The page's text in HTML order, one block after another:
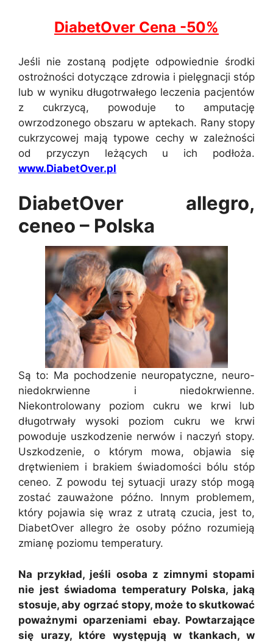
DiabetOver Cena -50%
Jeśli nie zostaną podjęte odpowiednie środki
ostrożności dotyczące zdrowia i pielęgnacji stóp
lub w wyniku długotrwałego leczenia pacjentów
z cukrzycą, powoduje to amputację
owrzodzonego obszaru w aptekach. Rany stopy
cukrzycowej mają typowe cechy w zależności
od przyczyn leżących u ich podłoża.
www.DiabetOver.pl
DiabetOver allegro,
ceneo – Polska
Są to: Ma pochodzenie neuropatyczne, neuro-
niedokrwienne i niedokrwienne.
Niekontrolowany poziom cukru we krwi lub
długotrwały wysoki poziom cukru we krwi
powoduje uszkodzenie nerwów i naczyń stopy.
Uszkodzenie, o którym mowa, objawia się
drętwieniem i brakiem świadomości bólu stóp
ceneo. Z powodu tej sytuacji urazy stóp mogą
zostać zauważone późno. Innym problemem,
który pojawia się wraz z utratą czucia, jest to,
DiabetOver allegro że osoby późno rozumieją
zmianę poziomu temperatury.
Na przykład, jeśli osoba z zimnymi stopami
nie jest świadoma temperatury Polska, jaką
stosuje, aby ogrzać stopy, może to skutkować
poważnymi oparzeniami ebay. Powtarzające
się urazy, które występują w tkankach, w